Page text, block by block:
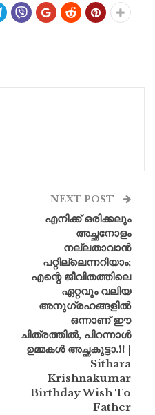
NEXT POST
എനിക്ക് ഒരിക്കലും
അച്ഛനോളം
നല്ലതാവാൻ
പറ്റില്ലെന്നറിയാം;
എന്റെ ജീവിതത്തിലെ
ഏറ്റവും വലിയ
അനുഗ്രഹങ്ങളിൽ
ഒന്നാണ് ഈ
ചിത്രത്തിൽ, പിറന്നാൾ
ഉമ്മകൾ അച്ഛകുട്ടാ.!! |
Sithara
Krishnakumar
Birthday Wish To
Father